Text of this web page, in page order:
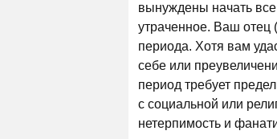
вынуждены начать
утраченное. Ваш отец
периода. Хотя вам
себе или
период требует
с социальной или
нетерпимость и